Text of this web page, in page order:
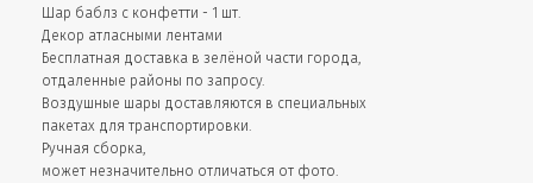
Шар баблз с конфетти - 1 шт.
Декор атласными лентами
Бесплатная доставка в зелёной части города,
отдаленные районы по запросу.
Воздушные шары доставляются в специальных
пакетах для транспортировки.
Ручная сборка,
может незначительно отличаться от фото.